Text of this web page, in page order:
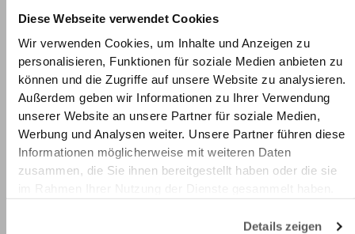
Diese Webseite verwendet Cookies
Wir verwenden Cookies, um Inhalte und Anzeigen zu
personalisieren, Funktionen für soziale Medien anbieten zu
können und die Zugriffe auf unsere Website zu analysieren.
Außerdem geben wir Informationen zu Ihrer Verwendung
unserer Website an unsere Partner für soziale Medien,
Werbung und Analysen weiter. Unsere Partner führen diese
Informationen möglicherweise mit weiteren Daten
zusammen, die Sie ihnen bereitgestellt haben oder die sie
Details zeigen
an Spüle oder Herd)
Wenn Reparatur optisch keine Verbesserung bringt
FAQ – Kleine Schäden an Arbeitsplatten
ausbessern
Was hilft bei Kratzern in der Arbeitsplatte?
glattziehen und fixieren. Ideal bei Laminat oder Dekorplatten.